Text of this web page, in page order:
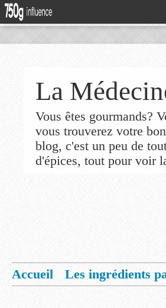
La
Vous êtes gourmands?
vous trouverez votre
blog, c'est un peu de
d'épices, tout pour voir
Accueil
Les ingrédients